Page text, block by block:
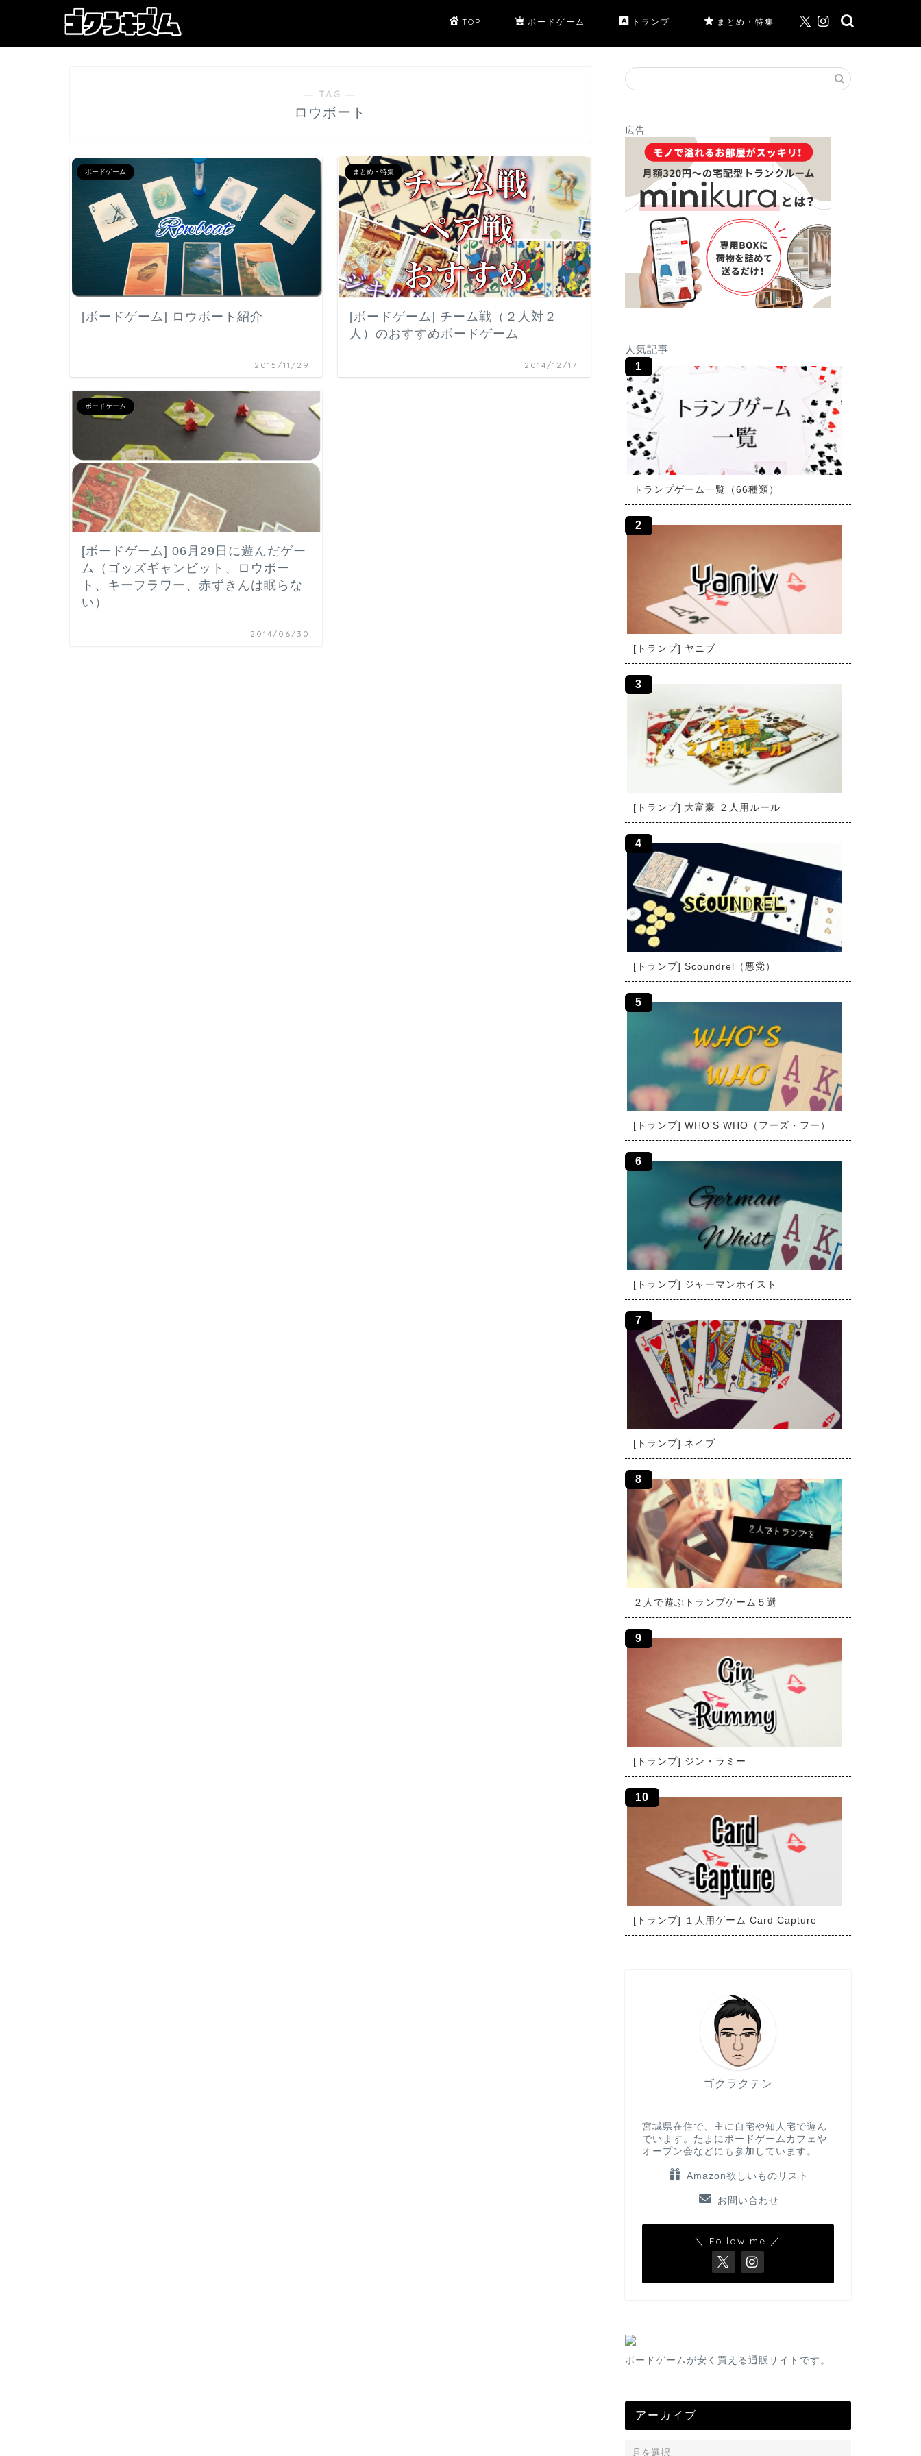
TOP ボードゲーム トランプ まとめ・特集
― TAG ―
ロウボート
ボードゲーム
[ボードゲーム] ロウボート紹介
2015/11/29
まとめ・特集
[ボードゲーム] チーム戦（２人対２
人）のおすすめボードゲーム
2014/12/17
ボードゲーム
[ボードゲーム] 06月29日に遊んだゲー
ム（ゴッズギャンビット、ロウボー
ト、キーフラワー、赤ずきんは眠らな
い）
2014/06/30
広告
人気記事
トランプゲーム一覧（66種類）
[トランプ] ヤニブ
[トランプ] 大富豪 ２人用ルール
[トランプ] Scoundrel（悪党）
[トランプ] WHO’S WHO（フーズ・フー）
[トランプ] ジャーマンホイスト
[トランプ] ネイブ
２人で遊ぶトランプゲーム５選
[トランプ] ジン・ラミー
[トランプ] １人用ゲーム Card Capture
ゴクラクテン
宮城県在住で、主に自宅や知人宅で遊ん
でいます。たまにボードゲームカフェや
オープン会などにも参加しています。
Amazon欲しいものリスト
お問い合わせ
＼ Follow me ／
ボードゲームが安く買える通販サイトです。
アーカイブ